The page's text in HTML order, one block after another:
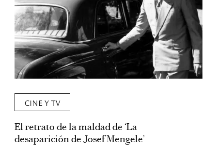
CINE Y TV
El retrato de la maldad de ‘La
desaparición de Josef Mengele’